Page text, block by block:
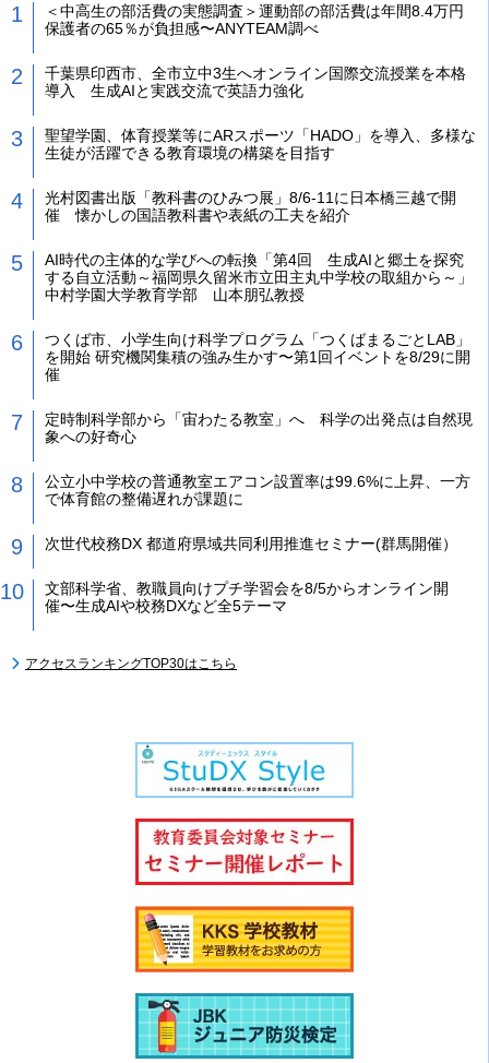
＜中高生の部活費の実態調査＞運動部の部活費は年間8.4万円
保護者の65％が負担感〜ANYTEAM調べ
千葉県印西市、全市立中3生へオンライン国際交流授業を本格
導入 生成AIと実践交流で英語力強化
聖望学園、体育授業等にARスポーツ「HADO」を導入、多様な
生徒が活躍できる教育環境の構築を目指す
光村図書出版「教科書のひみつ展」8/6-11に日本橋三越で開
催 懐かしの国語教科書や表紙の工夫を紹介
AI時代の主体的な学びへの転換「第4回 生成AIと郷土を探究
する自立活動～福岡県久留米市立田主丸中学校の取組から～」
中村学園大学教育学部 山本朋弘教授
つくば市、小学生向け科学プログラム「つくばまるごとLAB」
を開始 研究機関集積の強み生かす〜第1回イベントを8/29に開
催
定時制科学部から「宙わたる教室」へ 科学の出発点は自然現
象への好奇心
公立小中学校の普通教室エアコン設置率は99.6%に上昇、一方
で体育館の整備遅れが課題に
次世代校務DX 都道府県域共同利用推進セミナー(群馬開催）
文部科学省、教職員向けプチ学習会を8/5からオンライン開
催〜生成AIや校務DXなど全5テーマ
アクセスランキングTOP30はこちら